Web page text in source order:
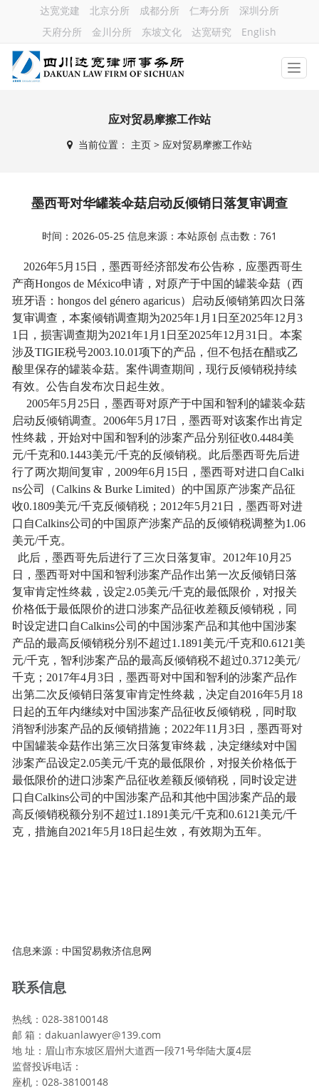
达宽党建 北京分所 成都分所 仁寿分所
深圳分所
天府分所
金川分所 东坡文化 达宽研究 English
应对贸易摩擦工作站
当前位置： 主页> 应对贸易摩擦工作站
墨西哥对华罐装伞菇启动反倾销日落复审调查
时间：2026-05-25 信息来源：本站原创 点击数：761
2026年5月 15日，墨西哥经济部发布公告称，应墨西哥生
产商Hongos de México申请，对原产于中国的罐装伞菇（西
班牙语：hongos del género agaricus）启动反倾销第四次日落
复审调查，本案倾销调查期为2025年1 月 1 日至2025年12 月3
1 日，损害调查期为2021年1 月 1 日至2025年12 月31 日。本案
涉及TIGIE税号2003.10.01项下的产品，但不包括在醋或乙
酸里保存的罐装伞菇。案件调查期间，现行反倾销税持续
有效。公告自发布次日起生效。
2005年5月 25日，墨西哥对原产于中国和智利的罐装伞菇
启动反倾销调查。 2006年5月 17日，墨西哥对该案作出肯定
性终裁，开始对中国和智利的涉案产品分别征收0.4484美
元/千克和0.1443美元/千克的反倾销税。 此后墨西哥先后进
行了两次期间复审， 2009年6月 15日，墨西哥对进口自Calki
ns公司（Calkins & Burke Limited）的中国原产涉案产品征
收0.1809美元/千克反倾销税； 2012年5月 21 日，墨西哥对进
口自Calkins公司的中国原产涉案产品的反倾销税调整为1.06
美元/千克。
此后，墨西哥先后进行了三次日落复审。 2012年10月 25
日，墨西哥对中国和智利涉案产品作出第一次反倾销日落
复审肯定性终裁，设定2.05美元/千克的最低限价，对报关
价格低于最低限价的进口涉案产品征收差额反倾销税，同
时设定进口自Calkins公司的中国涉案产品和其他中国涉案
产品的最高反倾销税分别不超过1.1891 美元/千克和0.6121 美
元/千克，智利涉案产品的最高反倾销税不超过0.3712美元/
千克； 2017年4月3日，墨西哥对中国和智利的涉案产品作
出第二次反倾销日落复审肯定性终裁，决定自2016年5月 18
日起的五年内继续对中国涉案产品征收反倾销税，同时取
消智利涉案产品的反倾销措施； 2022年11 月3日，墨西哥对
中国罐装伞菇作出第三次日落复审终裁，决定继续对中国
涉案产品设定2.05美元/千克的最低限价，对报关价格低于
最低限价的进口涉案产品征收差额反倾销税，同时设定进
口自Calkins公司的中国涉案产品和其他中国涉案产品的最
高反倾销税额分别不超过1.1891 美元/千克和0.6121 美元/千
克，措施自2021年5月 18日起生效，有效期为五年。
信息来源：中国贸易救济信息网
联系信息
热线：028-38100148
邮 箱：dakuanlawyer@139.com
地 址：眉山市东坡区眉州大道西一段71号华陆大厦4层
监督投诉电话：
座机：028-38100148